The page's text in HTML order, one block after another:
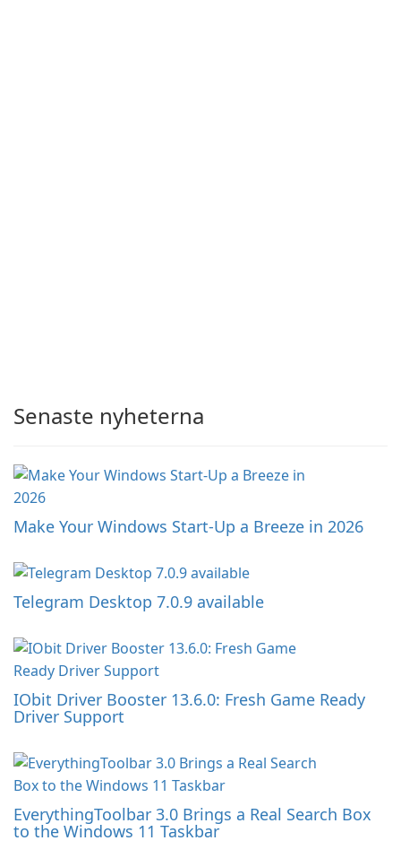
Senaste nyheterna
Make Your Windows Start-Up a Breeze in 2026
Telegram Desktop 7.0.9 available
IObit Driver Booster 13.6.0: Fresh Game Ready
Driver Support
EverythingToolbar 3.0 Brings a Real Search Box
to the Windows 11 Taskbar